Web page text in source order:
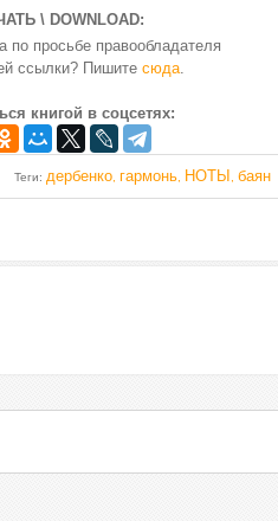
\ DOWNLOAD:
по просьбе правообладателя
ссылки? Пишите сюда.
книгой в соцсетях:
Теги: дербенко гармонь НОТЫ баян